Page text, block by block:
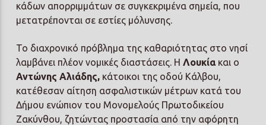
κάδων απορριμμάτων σε συγκεκριμένα σημεία, που
μετατρέπονται σε εστίες μόλυνσης.
Το διαχρονικό πρόβλημα της καθαριότητας στο νησί
λαμβάνει πλέον νομικές διαστάσεις. Η Λουκία και ο
Αντώνης Αλιάδης, κάτοικοι της οδού Κάλβου,
κατέθεσαν αίτηση ασφαλιστικών μέτρων κατά του
Δήμου ενώπιον του Μονομελούς Πρωτοδικείου
Ζακύνθου, ζητώντας προστασία από την αφόρητη